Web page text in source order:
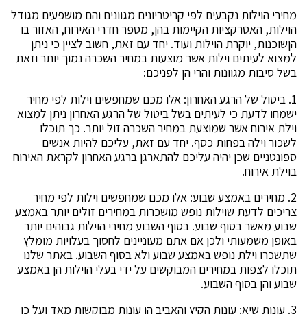
מחירי הוילות נקבעים לפי קריטריונים מגוונים והם מושפעים מגודל
הוילות, האטרקציות הקיימות בהן, מספר חדרי האירוח, האזור בו
הןשוכנות, יוקרת הוילות ועוד. יחד עם זאת, חשוב לציין כי ניתן
למצוא לעיתים וילות אשר מוצעות במחיר השכרה נמוך יותר וזאת
בשל סיבות מגוונות והרי הן לפניכם:
1. ביטול של הרגע האחרון: אלו מכם שמחפשים וילות לפי מחיר
ישמחו לדעת כי לעיתים בשל ביטול של הרגע האחרון ניתן למצוא
וילת אירוח אשר שמוצעת במחיר השכרה זול יותר. כך תוכלו
לשכור וילה בפחות כסף. יחד עם זאת, עליכם להיות אנשים
ספונטניים שכן יהיה עליכם להתארגן ברגע האחרון לקראת האירוח
בוילת אירוח.
2. מחירים באמצע שבוע: אלו מכם שמחפשים וילות לפי מחיר
צריכים לדעת שוילות נופש מושכרות במחירים זולים יותר באמצע
שבוע מאשר בסוף שבוע. בסוף השבוע מחירי הוילות גבוהים יותר
באופן משמעותי ולכן אם אתם מעוניינים לחסוך בעלויות מומלץ
שתשכרו וילת נופש באמצע שבוע ולא בסוף השבוע. באתר שלנו
תוכלו לצפות במחירים המבוקשים על ידי בעלי הוילות הן באמצע
שבוע והן בסוף השבוע.
3. עונות שיא: עונות הקיץ והאביב הן עונות מבוקשות מאד ועל כן